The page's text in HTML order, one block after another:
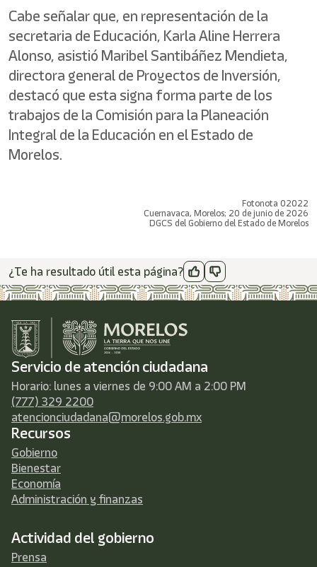
Cabe señalar que, en representación de la
secretaria de Educación, Karla Aline Herrera
Alonso, asistió Maribel Santibáñez Mendieta,
directora general de Proyectos de Inversión,
destacó que esta signa forma parte de los
trabajos de la Comisión para la Planeación
Integral de la Educación en el Estado de
Morelos.
Fotonota 02022
Cuernavaca, Morelos; 20 de junio de 2026
DGCS del Gobierno del Estado de Morelos
¿Te ha resultado útil esta página?
Servicio de atención ciudadana
Horario: lunes a viernes de 9:00 AM a 2:00 PM
(777) 329 2200
atencionciudadana@morelos.gob.mx
Recursos
Gobierno
Bienestar
Economía
Administración y finanzas
Actividad del gobierno
Prensa